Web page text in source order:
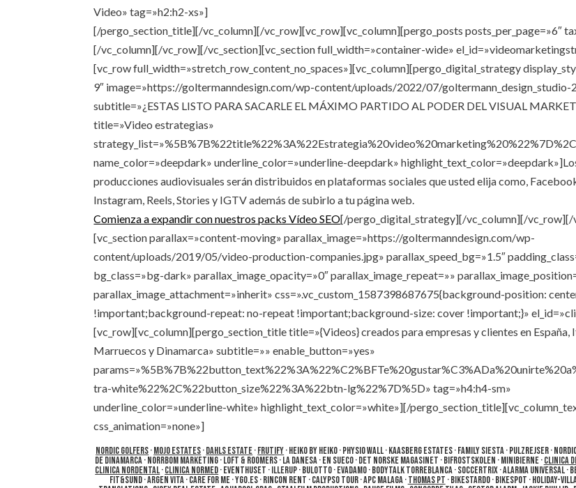
Video» tag=»h2:h2-xs»]
[/pergo_section_title][/vc_column][/vc_row][vc_row][vc_column][pergo_posts posts_per_page=»6″
[/vc_column][/vc_row][/vc_section][vc_section full_width=»container-wide»
[vc_row full_width=»stretch_row_content_no_spaces»][vc_column][pergo_digital_strategy
9″ image=»https://goltermanndesign.com/wp-content/uploads/2022/07/goltermann_design_studio-
subtitle=»¿ESTAS LISTO PARA SACARLE EL MÁXIMO PARTIDO AL PODER DEL VISUAL
title=»Video estrategias»
name_color=»deepdark» underline_color=»underline-deepdark»
producciones audiovisuales serán distribuidos en plataformas sociales que usted elija como,
Instagram, Reels, Stories y IGTV además de subirlo a tu página web.
Comienza a expandir con nuestros packs Vídeo SEO[/pergo_digital_strategy][/vc_column][/vc_row][/
[vc_section parallax=»content-moving» parallax_image=»https://goltermanndesign.com/wp-
content/uploads/2019/05/video-production-companies.jpg» parallax_speed_bg=»1.5″
bg_class=»bg-dark» parallax_image_opacity=»0″ parallax_image_repeat=»»
parallax_image_attachment=»inherit» css=».vc_custom_1587398687675{background-position:
!important;background-repeat: no-repeat !important;background-size: cover !important;}»
[vc_row][vc_column][pergo_section_title title=»{Videos} creados para empresas y clientes en España,
Marruecos y Dinamarca» subtitle=»» enable_button=»yes»
tra-white%22%2C%22button_size%22%3A%22btn-lg%22%7D%5D» tag=»h4:h4-sm»
underline_color=»underline-white» highlight_text_color=»white»][/
css_animation=»none»]
Nordic Golfers·Mojo Estates·Dahls Estate·Frutify· Heiko By Heiko · Physio Wall · Kaasberg Estates · Family Siesta · Pulzrejser ·
de Dinamarca · Norrbom Marketing · Loft & Roomers · La Danesa · En Sueco · Det Norske Magasinet · Bifrostskolen · Minibierne ·Clinica
Clinica NorDental·Clinica NorMed· Eventhuset · Illerup · Bulotto · Evadamo · BodyTalk Torreblanca · SoccerTrix · Alarma Universal ·
Fit&Sund · Argen Vita · Care For Me · ygo.es · Rincon Rent · Calypso Tour · APC Malaga ·Thomas PT · Bikestardo · Bikespot · Holiday-